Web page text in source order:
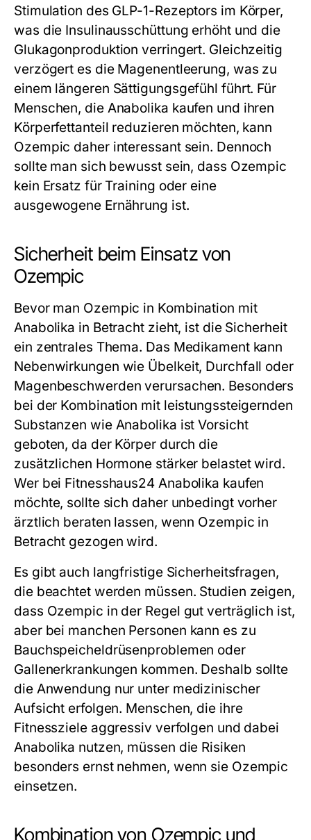
Stimulation des GLP-1-Rezeptors im Körper,
was die Insulinausschüttung erhöht und die
Glukagonproduktion verringert. Gleichzeitig
verzögert es die Magenentleerung, was zu
einem längeren Sättigungsgefühl führt. Für
Menschen, die Anabolika kaufen und ihren
Körperfettanteil reduzieren möchten, kann
Ozempic daher interessant sein. Dennoch
sollte man sich bewusst sein, dass Ozempic
kein Ersatz für Training oder eine
ausgewogene Ernährung ist.
Sicherheit beim Einsatz von
Ozempic
Bevor man Ozempic in Kombination mit
Anabolika in Betracht zieht, ist die Sicherheit
ein zentrales Thema. Das Medikament kann
Nebenwirkungen wie Übelkeit, Durchfall oder
Magenbeschwerden verursachen. Besonders
bei der Kombination mit leistungssteigernden
Substanzen wie Anabolika ist Vorsicht
geboten, da der Körper durch die
zusätzlichen Hormone stärker belastet wird.
Wer bei Fitnesshaus24 Anabolika kaufen
möchte, sollte sich daher unbedingt vorher
ärztlich beraten lassen, wenn Ozempic in
Betracht gezogen wird.
Es gibt auch langfristige Sicherheitsfragen,
die beachtet werden müssen. Studien zeigen,
dass Ozempic in der Regel gut verträglich ist,
aber bei manchen Personen kann es zu
Bauchspeicheldrüsenproblemen oder
Gallenerkrankungen kommen. Deshalb sollte
die Anwendung nur unter medizinischer
Aufsicht erfolgen. Menschen, die ihre
Fitnessziele aggressiv verfolgen und dabei
Anabolika nutzen, müssen die Risiken
besonders ernst nehmen, wenn sie Ozempic
einsetzen.
Kombination von Ozempic und